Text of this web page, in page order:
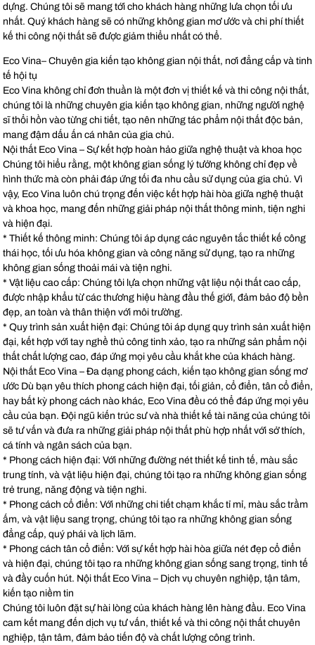
dựng. Chúng tôi sẽ mang tới cho khách hàng những lưa chọn tối ưu
nhất. Quý khách hàng sẽ có những không gian mơ ước và chi phí thiết
kế thi công nội thất sẽ được giảm thiểu nhất có thể.
Eco Vina– Chuyên gia kiến tạo không gian nội thất, nơi đẳng cấp và tinh
tế hội tụ
Eco Vina không chỉ đơn thuần là một đơn vị thiết kế và thi công nội thất,
chúng tôi là những chuyên gia kiến tạo không gian, những người nghệ
sĩ thổi hồn vào từng chi tiết, tạo nên những tác phẩm nội thất độc bản,
mang đậm dấu ấn cá nhân của gia chủ.
Nội thất Eco Vina – Sự kết hợp hoàn hảo giữa nghệ thuật và khoa học
Chúng tôi hiểu rằng, một không gian sống lý tưởng không chỉ đẹp về
hình thức mà còn phải đáp ứng tối đa nhu cầu sử dụng của gia chủ. Vì
vậy, Eco Vina luôn chú trọng đến việc kết hợp hài hòa giữa nghệ thuật
và khoa học, mang đến những giải pháp nội thất thông minh, tiện nghi
và hiện đại.
* Thiết kế thông minh: Chúng tôi áp dụng các nguyên tắc thiết kế công
thái học, tối ưu hóa không gian và công năng sử dụng, tạo ra những
không gian sống thoải mái và tiện nghi.
* Vật liệu cao cấp: Chúng tôi lựa chọn những vật liệu nội thất cao cấp,
được nhập khẩu từ các thương hiệu hàng đầu thế giới, đảm bảo độ bền
đẹp, an toàn và thân thiện với môi trường.
* Quy trình sản xuất hiện đại: Chúng tôi áp dụng quy trình sản xuất hiện
đại, kết hợp với tay nghề thủ công tinh xảo, tạo ra những sản phẩm nội
thất chất lượng cao, đáp ứng mọi yêu cầu khắt khe của khách hàng.
Nội thất Eco Vina – Đa dạng phong cách, kiến tạo không gian sống mơ
ước Dù bạn yêu thích phong cách hiện đại, tối giản, cổ điển, tân cổ điển,
hay bất kỳ phong cách nào khác, Eco Vina đều có thể đáp ứng mọi yêu
cầu của bạn. Đội ngũ kiến trúc sư và nhà thiết kế tài năng của chúng tôi
sẽ tư vấn và đưa ra những giải pháp nội thất phù hợp nhất với sở thích,
cá tính và ngân sách của bạn.
* Phong cách hiện đại: Với những đường nét thiết kế tinh tế, màu sắc
trung tính, và vật liệu hiện đại, chúng tôi tạo ra những không gian sống
trẻ trung, năng động và tiện nghi.
* Phong cách cổ điển: Với những chi tiết chạm khắc tỉ mỉ, màu sắc trầm
ấm, và vật liệu sang trọng, chúng tôi tạo ra những không gian sống
đẳng cấp, quý phái và lịch lãm.
* Phong cách tân cổ điển: Với sự kết hợp hài hòa giữa nét đẹp cổ điển
và hiện đại, chúng tôi tạo ra những không gian sống sang trọng, tinh tế
và đầy cuốn hút. Nội thất Eco Vina – Dịch vụ chuyên nghiệp, tận tâm,
kiến tạo niềm tin
Chúng tôi luôn đặt sự hài lòng của khách hàng lên hàng đầu. Eco Vina
cam kết mang đến dịch vụ tư vấn, thiết kế và thi công nội thất chuyên
nghiệp, tận tâm, đảm bảo tiến độ và chất lượng công trình.